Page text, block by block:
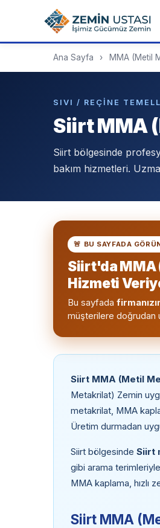
Ana Sayfa › MMA (Metil
SIVI / REÇINE
Siirt MMA
Siirt bölgesinde
bakım hizmetleri.
🚨 BU SAYFADA
Siirt'da
Hizmeti
Bu sayfada
müşterilere doğrudan
Siirt MMA (Metil
Metakrilat) Zemin
metakrilat, MMA
Üretim durmadan
Siirt bölgesinde Siirt
gibi arama
MMA kaplama, hızlı
Siirt MMA